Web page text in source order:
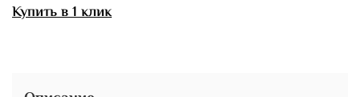
Купить в 1 клик